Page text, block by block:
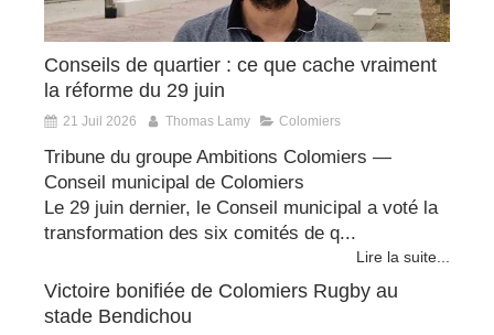
Conseils de quartier : ce que cache vraiment
la réforme du 29 juin
21 Juil 2026 Thomas Lamy Colomiers
Tribune du groupe Ambitions Colomiers —
Conseil municipal de Colomiers
Le 29 juin dernier, le Conseil municipal a voté la
transformation des six comités de q...
Lire la suite...
Victoire bonifiée de Colomiers Rugby au
stade Bendichou